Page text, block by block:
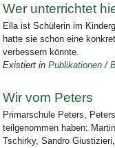
Wer unterrichtet
Ella ist Schülerin im
hatte sie schon eine
verbessern könnte.
Existiert in Publikationen /
Wir vom Peters
Primarschule Peters,
teilgenommen haben:
Tschirky, Sandro